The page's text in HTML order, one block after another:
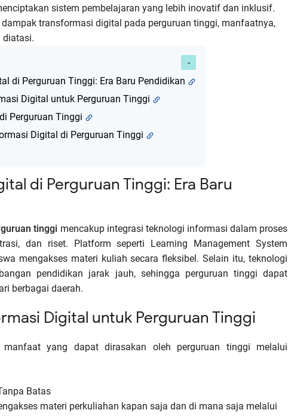
sistem pembelajaran yang lebih inovatif dan inklusif.
transformasi digital pada perguruan tinggi, manfaatnya,
diatasi.
di Perguruan Tinggi: Era Baru Pendidikan
Digital untuk Perguruan Tinggi
Perguruan Tinggi
Digital di Perguruan Tinggi
di Perguruan Tinggi: Era Baru
tinggi mencakup integrasi teknologi informasi dalam proses
dan riset. Platform seperti Learning Management System
mengakses materi kuliah secara fleksibel. Selain itu, teknologi
pendidikan jarak jauh, sehingga perguruan tinggi dapat
berbagai daerah.
Digital untuk Perguruan Tinggi
manfaat yang dapat dirasakan oleh perguruan tinggi melalui
Batas
materi perkuliahan kapan saja dan di mana saja melalui